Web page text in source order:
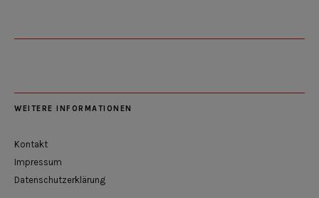
WEITERE INFORMATIONEN
Kontakt
Impressum
Datenschutzerklärung